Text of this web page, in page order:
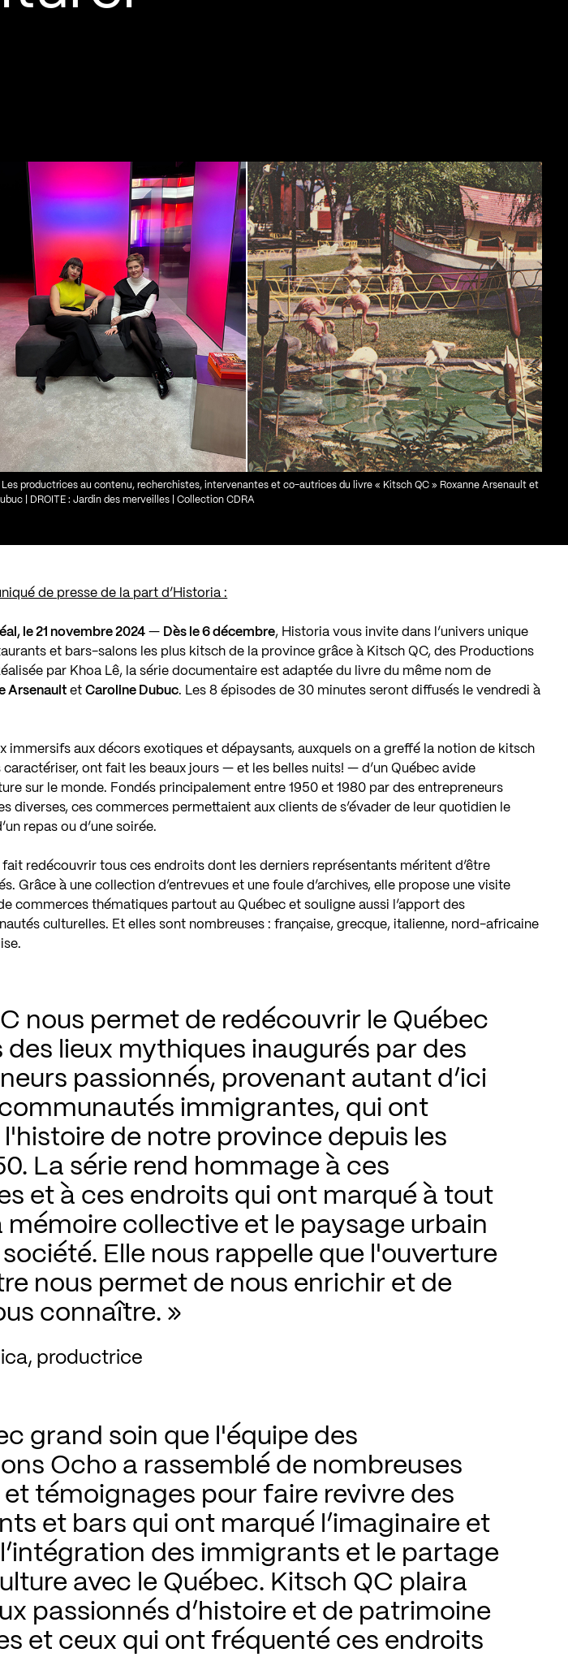
Les productrices au contenu, recherchistes, intervenantes et co-autrices du livre « Kitsch QC » Roxanne Arsenault et
| DROITE : Jardin des merveilles | Collection CDRA
de presse de la part d’Historia :
le 21 novembre 2024 — Dès le 6 décembre, Historia vous invite dans l’univers unique
et bars-salons les plus kitsch de la province grâce à Kitsch QC, des Productions
par Khoa Lê, la série documentaire est adaptée du livre du même nom de
Arsenault etCaroline Dubuc. Les 8 épisodes de 30 minutes seront diffusés le vendredi à
immersifs aux décors exotiques et dépaysants, auxquels on a greffé la notion de kitsch
caractériser, ont fait les beaux jours — et les belles nuits! — d’un Québec avide
sur le monde. Fondés principalement entre 1950 et 1980 par des entrepreneurs
diverses, ces commerces permettaient aux clients de s’évader de leur quotidien le
repas ou d’une soirée.
fait redécouvrir tous ces endroits dont les derniers représentants méritent d’être
Grâce à une collection d’entrevues et une foule d’archives, elle propose une visite
commerces thématiques partout au Québec et souligne aussi l’apport des
culturelles. Et elles sont nombreuses : française, grecque, italienne, nord-africaine
nous permet de redécouvrir le Québec
des lieux mythiques inaugurés par des
passionnés, provenant autant d’ici
immigrantes, qui ont
de notre province depuis les
La série rend hommage à ces
et à ces endroits qui ont marqué à tout
mémoire collective et le paysage urbain
Elle nous rappelle que l'ouverture
nous permet de nous enrichir et de
connaître.
productrice
grand soin que l'équipe des
Ocho a rassemblé de nombreuses
témoignages pour faire revivre des
et bars qui ont marqué l’imaginaire et
des immigrants et le partage
avec le Québec. Kitsch QC plaira
passionnés d’histoire et de patrimoine
et ceux qui ont fréquenté ces endroits